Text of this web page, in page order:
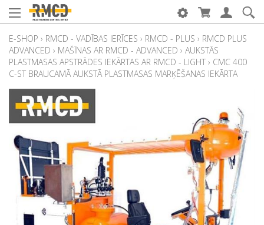
E-SHOP › RMCD - VADĪBAS IERĪCES › RMCD - PLUS › RMCD PLUS
ADVANCED › MAŠĪNAS AR RMCD - ADVANCED › AUKSTĀS
PLASTMASAS APSTRĀDES IEKĀRTAS AR RMCD - LIGHT › CMC 400
C-ST BRAUCAMĀ AUKSTĀ PLASTMASAS MARĶĒŠANAS IEKĀRTA